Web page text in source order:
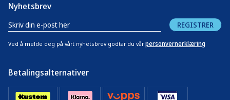
Nyhetsbrev
REGISTRER
Ved å melde deg på vårt nyhetsbrev godtar du vår personvernerklæring
Betalingsalternativer